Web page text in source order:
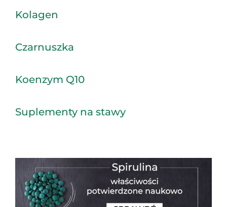
Kolagen
Czarnuszka
Koenzym Q10
Suplementy na stawy